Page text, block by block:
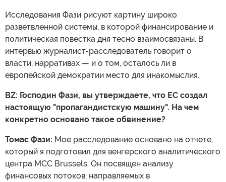
Исследования Фази рисуют картину широко
разветвленной системы, в которой финансирование и
политическая повестка дня тесно взаимосвязаны. В
интервью журналист-расследователь говорит о
власти, нарративах — и о том, осталось ли в
европейской демократии место для инакомыслия.
BZ: Господин Фази, вы утверждаете, что ЕС создал
настоящую "пропагандистскую машину". На чем
конкретно основано такое обвинение?
Томас Фази: Мое расследование основано на отчете,
который я подготовил для венгерского аналитического
центра MCC Brussels. Он посвящен анализу
финансовых потоков, направляемых в